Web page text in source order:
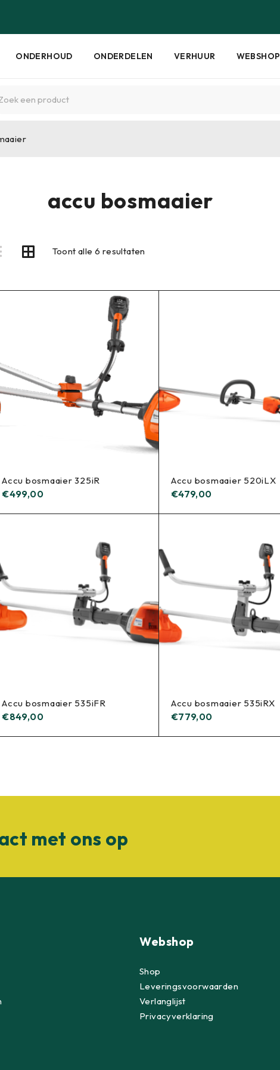
ONDERHOUD ONDERDELEN VERHUUR WEBSHOP
accu bosmaaier
Toont alle 6 resultaten
Accu bosmaaier 325iR
€499,00
Accu bosmaaier 520iLX
€479,00
Accu bosmaaier 535iFR
€849,00
Accu bosmaaier 535iRX
€779,00
met ons op
Webshop
Shop
Leveringsvoorwaarden
Verlanglijst
Privacyverklaring